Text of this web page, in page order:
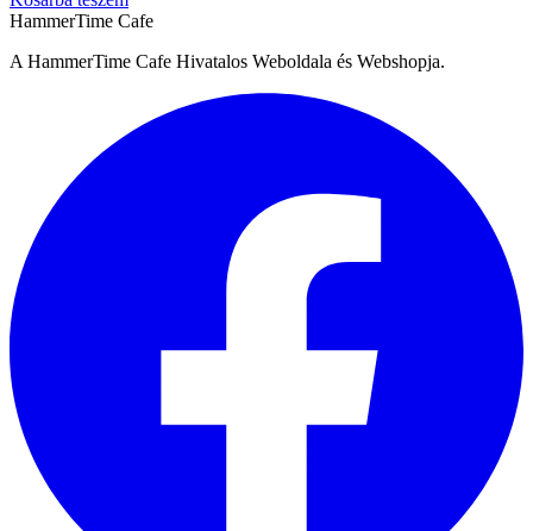
HammerTime Cafe
A HammerTime Cafe Hivatalos Weboldala és Webshopja.